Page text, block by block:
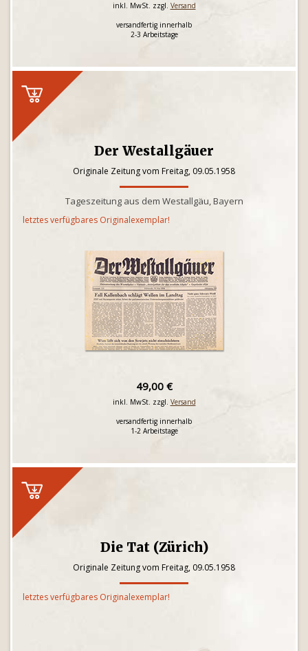
inkl. MwSt. zzgl. Versand
versandfertig innerhalb
2-3 Arbeitstage
Der Westallgäuer
Originale Zeitung vom Freitag, 09.05.1958
Tageszeitung aus dem Westallgäu, Bayern
letztes verfügbares Originalexemplar!
49,00 €
inkl. MwSt. zzgl. Versand
versandfertig innerhalb
1-2 Arbeitstage
Die Tat (Zürich)
Originale Zeitung vom Freitag, 09.05.1958
letztes verfügbares Originalexemplar!